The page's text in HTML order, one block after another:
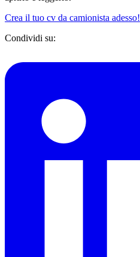
Crea il tuo cv da camionista adesso!
Condividi su: